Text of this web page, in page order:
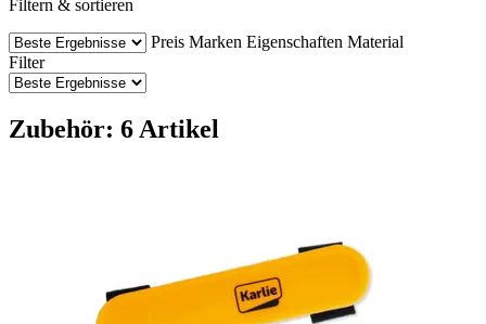
Filtern & sortieren
Preis Marken Eigenschaften Material
Filter
Zubehör: 6 Artikel